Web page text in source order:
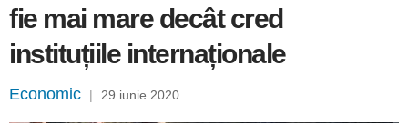
fie mai mare decât cred
instituțiile internaționale
Economic | 29 iunie 2020